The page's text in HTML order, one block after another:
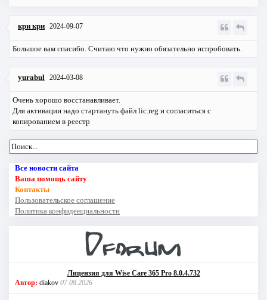
кри кри 2024-09-07
Большое вам спасибо. Считаю что нужно обязательно испробовать.
yurabul 2024-03-08
Очень хорошо восстанавливает.
Для активации надо стартануть файл lic.reg и согласиться с
копированием в реестр
Все новости сайта
Ваша помощь сайту
Контакты
Пользовательское соглашение
Политика конфиденциальности
Лицензия для Wise Care 365 Pro 8.0.4.732
Автор: diakov 07.08.2026